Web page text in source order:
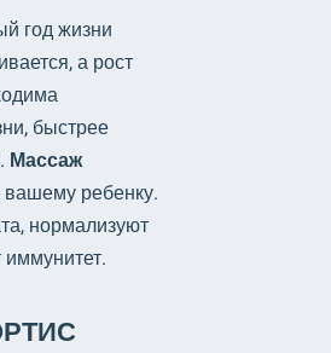
год жизни
а рост
быстрее
Массаж
ребенку.
нормализуют